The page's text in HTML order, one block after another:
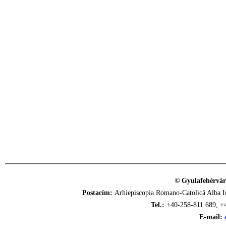
©
Postacím: Arhiepiscopia Romano-Catolică
Tel.: +40-258-811.689,
E-mail: